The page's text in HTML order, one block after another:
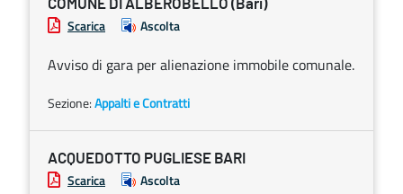
COMUNE DI ALBEROBELLO (Bari)
Scarica Ascolta
Avviso di gara per alienazione immobile comunale.
Sezione:Appalti e Contratti
ACQUEDOTTO PUGLIESE BARI
Scarica Ascolta